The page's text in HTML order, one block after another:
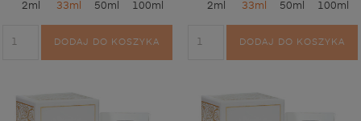
2ml 33ml 50ml 100ml
DODAJ DO KOSZYKA
2ml 33ml 50ml 100ml
DODAJ DO KOSZYKA